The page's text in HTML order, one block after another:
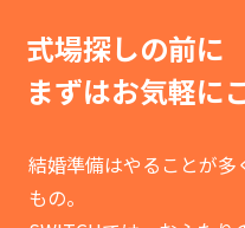
式場探しの前に
まずはお気軽に
結婚準備はやることが多
もの。